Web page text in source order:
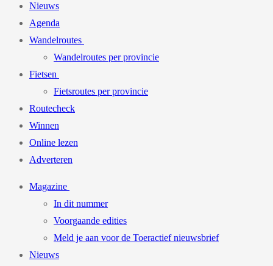
Nieuws
Agenda
Wandelroutes
Wandelroutes per provincie
Fietsen
Fietsroutes per provincie
Routecheck
Winnen
Online lezen
Adverteren
Magazine
In dit nummer
Voorgaande edities
Meld je aan voor de Toeractief nieuwsbrief
Nieuws